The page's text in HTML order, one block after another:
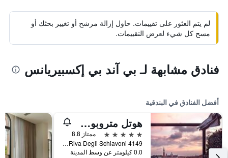
لم يتم العثور على تقييمات. حاول إزالة مرشح أو تغيير بحثك أو
مسح كل شيء لعرض التقييمات.
فنادق مشابهة لـ بي آند بي إكسبيريانس
أفضل الفنادق في البندقية
هوتل متروبول فينيتسيا
5 نجوم
ممتاز 8.8
Riva Degli Schiavoni 4149, البندقية, فينيتو, إيطاليا
0.0 كيلومتر عن وسط المدينة